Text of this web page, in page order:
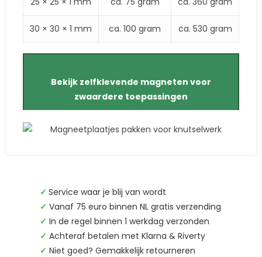
30 × 30 × 1 mm ca. 100 gram ca. 530 gram
Bekijk zelfklevende magneten voor
zwaardere toepassingen
✓ Service waar je blij van wordt
✓ Vanaf 75 euro binnen NL gratis verzending
✓ In de regel binnen 1 werkdag verzonden
✓ Achteraf betalen met Klarna & Riverty
✓ Niet goed? Gemakkelijk retourneren